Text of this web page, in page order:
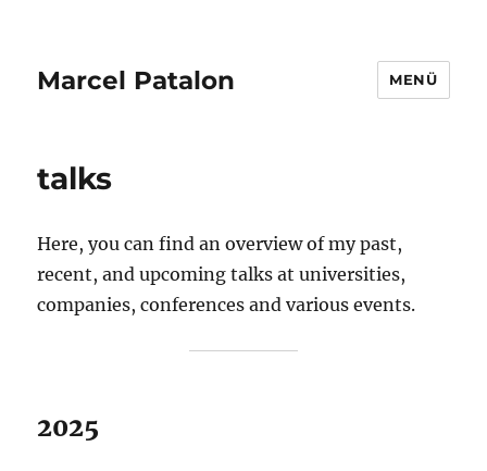
Marcel Patalon MENÜ
talks
Here, you can find an overview of my past,
recent, and upcoming talks at universities,
companies, conferences and various events.
2025